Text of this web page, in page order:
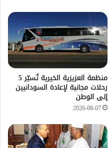
منظمة العزيزية الخيرية تُسيّر 5
رحلات مجانية لإعادة السودانيين
إلى الوطن
2026-08-07